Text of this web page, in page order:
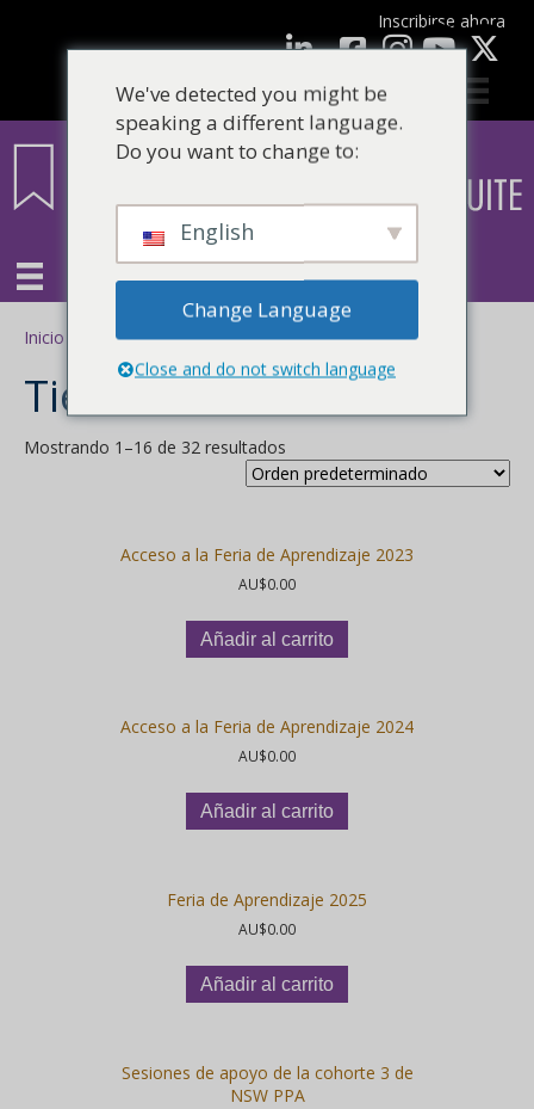
Inscribirse ahora
LinkedInFacebook Youtube
Inicio / Comercio
Tienda
Mostrando 1–16 de 32 resultados
Acceso a la Feria de Aprendizaje 2023
AU$0.00
Añadir al carrito
Acceso a la Feria de Aprendizaje 2024
AU$0.00
Añadir al carrito
Feria de Aprendizaje 2025
AU$0.00
Añadir al carrito
Sesiones de apoyo de la cohorte 3 de
NSW PPA
We've detected you might be
speaking a different language.
Do you want to change to:
English
Change Language
Close and do not switch language